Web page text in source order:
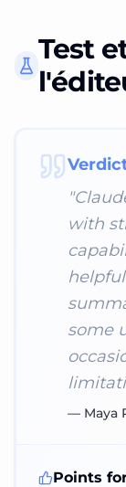
Test
"
with
some
— Maya
Points